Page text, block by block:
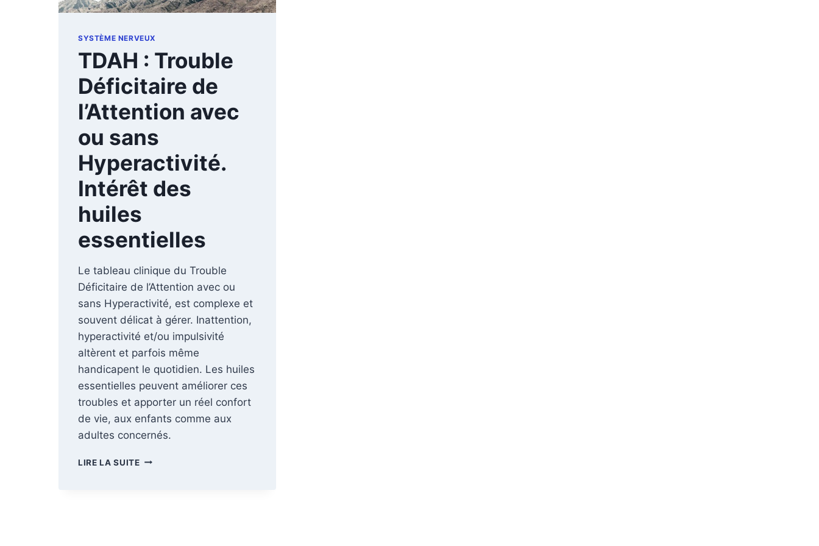
SYSTÈME NERVEUX
TDAH : Trouble
Déficitaire de
l’Attention avec
ou sans
Hyperactivité.
Intérêt des
huiles
essentielles
Le tableau clinique du Trouble
Déficitaire de l’Attention avec ou
sans Hyperactivité, est complexe et
souvent délicat à gérer. Inattention,
hyperactivité et/ou impulsivité
altèrent et parfois même
handicapent le quotidien. Les huiles
essentielles peuvent améliorer ces
troubles et apporter un réel confort
de vie, aux enfants comme aux
adultes concernés.
LIRE LA SUITETDAH